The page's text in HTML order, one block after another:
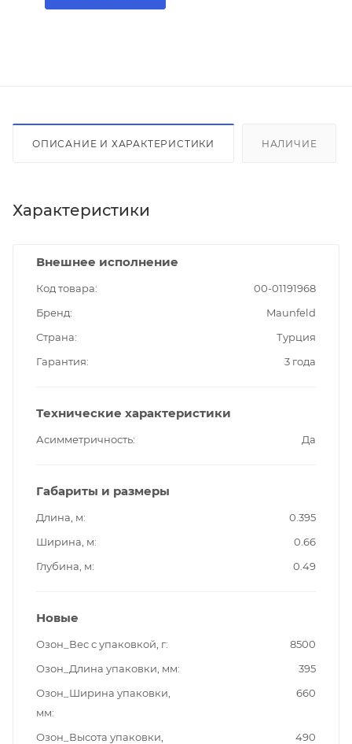
ОПИСАНИЕ И ХАРАКТЕРИСТИКИ НАЛИЧИЕ
Характеристики
Внешнее исполнение
Код товара
00-01191968
Бренд
Maunfeld
Страна
Турция
Гарантия
3 года
Технические характеристики
Асимметричность Да
Габариты и размеры
Длина, м
0.395
Ширина, м
0.66
Глубина, м
0.49
Новые
Озон_Вес с упаковкой, г
8500
Озон_Длина упаковки, мм
395
Озон_Ширина упаковки,
мм
660
Озон_Высота упаковки,
490